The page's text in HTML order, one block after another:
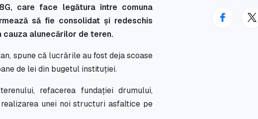
care face legătura între comuna
să fie consolidat și redeschis
cauza alunecărilor de teren.
spune că lucrările au fost deja scoase
de lei din bugetul instituției.
refacerea fundației drumului,
unei noi structuri asfaltice pe